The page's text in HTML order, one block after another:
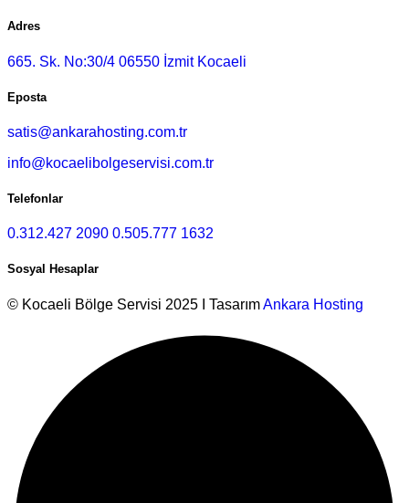
Adres
665. Sk. No:30/4 06550 İzmit Kocaeli
Eposta
satis@ankarahosting.com.tr
info@kocaelibolgeservisi.com.tr
Telefonlar
0.312.427 2090 0.505.777 1632
Sosyal Hesaplar
© Kocaeli Bölge Servisi 2025 I TasarımAnkara Hosting